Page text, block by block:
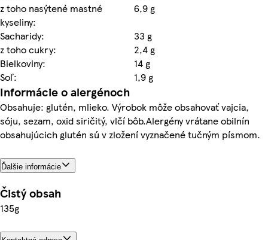
z toho nasýtené mastné
kyseliny:
6,9 g
Sacharidy:
33 g
z toho cukry:
2,4 g
Bielkoviny:
14 g
Soľ:
1,9 g
Informácie o alergénoch
Obsahuje: glutén, mlieko. Výrobok môže obsahovať vajcia,
sóju, sezam, oxid siričitý, vlčí bôb.Alergény vrátane obilnín
obsahujúcich glutén sú v zložení vyznačené tučným písmom.
Ďalšie informácie
Čistý obsah
135g